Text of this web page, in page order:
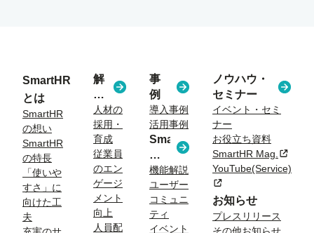
SmartHR
とは
SmartHR
の想い
SmartHR
の特長
「使いや
すさ」に
向けた工
夫
解
決
す
る
課
題
人材の
採用・
育成
従業員
のエン
ゲージ
メント
向上
人員配
事
例
導入事例
活用事例
SmartHR
コ
ラ
ム
機能解説
ユーザー
コミュニ
ティ
イベント
ノウハウ・
セミナー
イベント・セミ
ナー
お役立ち資料
SmartHR Mag.新規タ
YouTube(Service)
新規タブまたはウィン
お知らせ
プレスリリース
その他お知らせ